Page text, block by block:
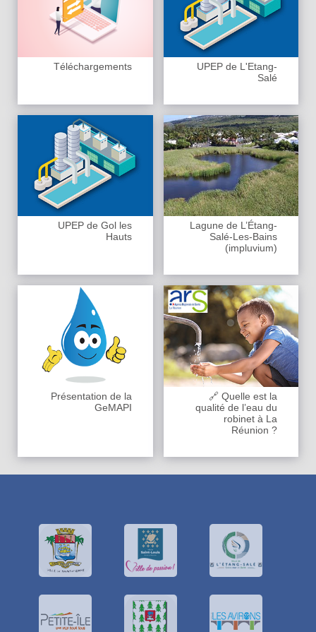
Téléchargements
UPEP de L'Etang-
Salé
UPEP de Gol les
Hauts
Lagune de L’Étang-
Salé-Les-Bains
(impluvium)
Présentation de la
GeMAPI
🔗 Quelle est la
qualité de l’eau du
robinet à La
Réunion ?